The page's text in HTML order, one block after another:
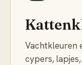
Vachtkleuren
cypers,